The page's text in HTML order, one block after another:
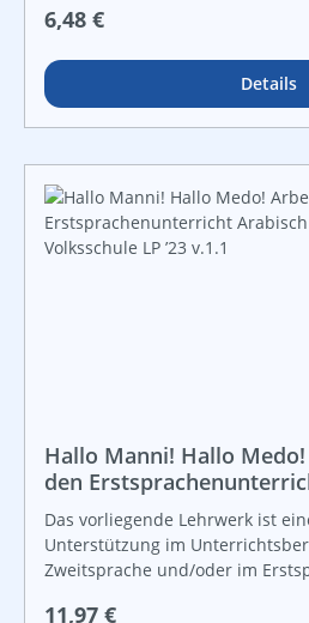
ich wissen“)• Analyse nach
verschiedene Niveaustufen (grün
lebendige Beispiele aus
Regulärer Preis:
6,48 €
Details
Hallo Manni! Hallo
den
1. Klasse Volksschule LP
Das vorliegende Lehrwerk ist
Unterstützung im
Zweitsprache und/oder im
Regulärer Preis:
11,97 €